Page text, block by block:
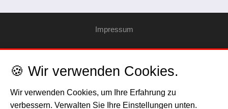
Impressum
🍪 Wir verwenden Cookies.
Wir verwenden Cookies, um Ihre Erfahrung zu
verbessern. Verwalten Sie Ihre Einstellungen unten.